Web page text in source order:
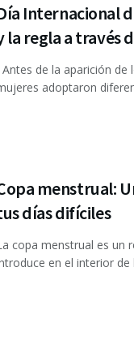
Internacional
la regla a través
Antes de la aparición de
adoptaron
menstrual:
días difíciles
copa menstrual es un
en el interior de